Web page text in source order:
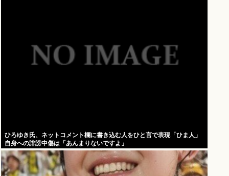
ひろゆき氏、ネットコメント欄に書き込む人をひと言で表現「ひま人」
自身への誹謗中傷は「あんまりないですよ」